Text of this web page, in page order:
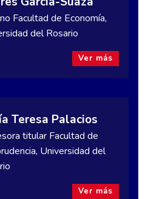
Facultad de Economía,
del Rosario
Ver más
Teresa Palacios
titular Facultad de
Universidad del
Ver más